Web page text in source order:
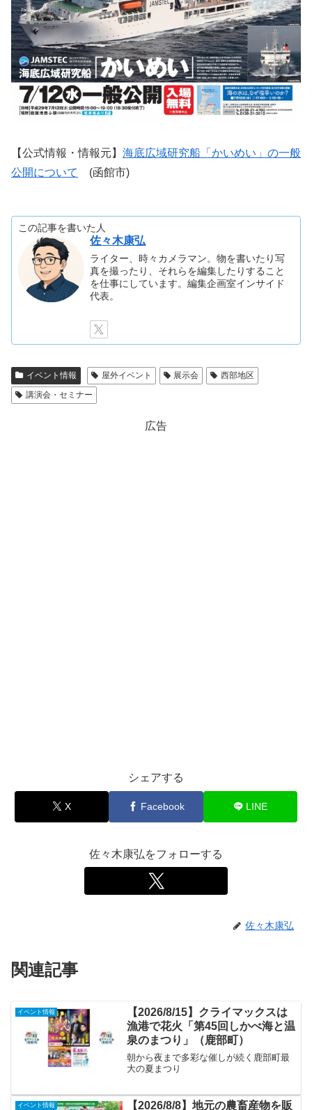
【公式情報・情報元】 海底広域研究船「かいめい」の一般
公開について
(函館市)
この記事を書いた人
佐々木康弘
ライター、時々カメラマン。物を書いたり写
真を撮ったり、それらを編集したりすること
を仕事にしています。編集企画室インサイド
代表。
イベント情報 屋外イベント 展示会
西部地区
講演会・セミナー
広告
シェアする
X Facebook LINE
佐々木康弘をフォローする
佐々木康弘
関連記事
イベント情報
【2026/8/15】クライマックスは
漁港で花火「第45回しかべ海と温
泉のまつり」（鹿部町）
朝から夜まで多彩な催しが続く鹿部町最
大の夏まつり
イベント情報
【2026/8/8】地元の農畜産物を販